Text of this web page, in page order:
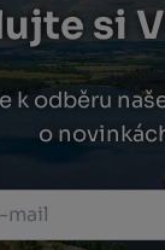
si
k odběru
o